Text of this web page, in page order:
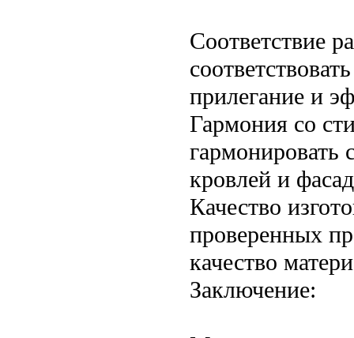
Соответствие
прилегание и
Гармония со
кровлей и
Качество
проверенных
качество
Заключение: